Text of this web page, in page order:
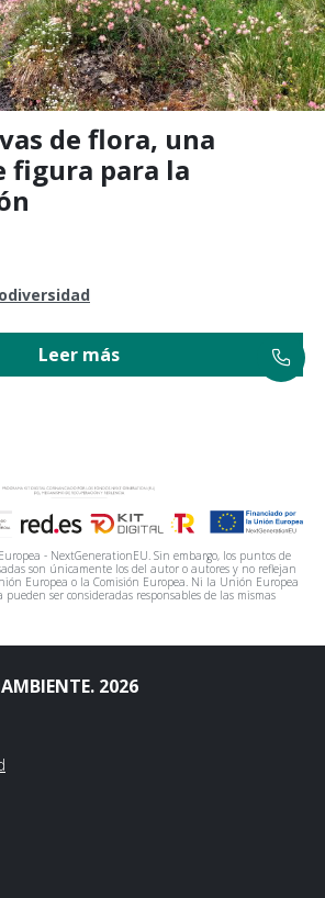
de flora, una
figura para la
Leer más
- NextGenerationEU. Sin embargo, los puntos de
son únicamente los del autor o autores y no reflejan
Europea o la Comisión Europea. Ni la Unión Europea
ser consideradas responsables de las mismas
2026